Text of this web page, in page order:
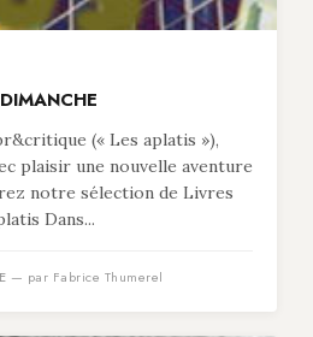
(« Les aplatis »),
plaisir une nouvelle aventure
notre sélection de Livres
Dans...
— par Fabrice Thumerel